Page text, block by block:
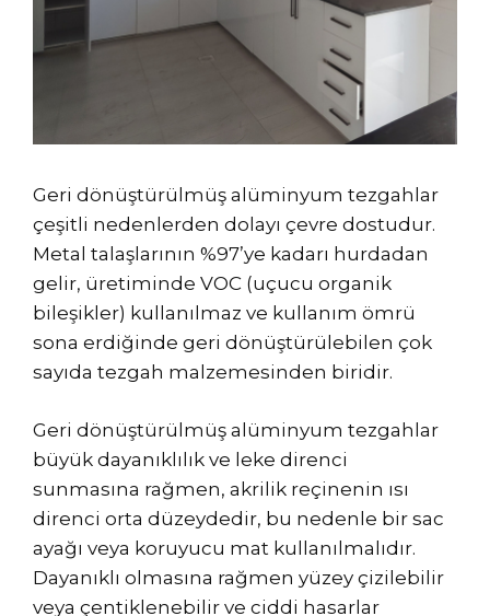
Geri dönüştürülmüş alüminyum tezgahlar
çeşitli nedenlerden dolayı çevre dostudur.
Metal talaşlarının %97’ye kadarı hurdadan
gelir, üretiminde VOC (uçucu organik
bileşikler) kullanılmaz ve kullanım ömrü
sona erdiğinde geri dönüştürülebilen çok
sayıda tezgah malzemesinden biridir.
Geri dönüştürülmüş alüminyum tezgahlar
büyük dayanıklılık ve leke direnci
sunmasına rağmen, akrilik reçinenin ısı
direnci orta düzeydedir, bu nedenle bir sac
ayağı veya koruyucu mat kullanılmalıdır.
Dayanıklı olmasına rağmen yüzey çizilebilir
veya çentiklenebilir ve ciddi hasarlar